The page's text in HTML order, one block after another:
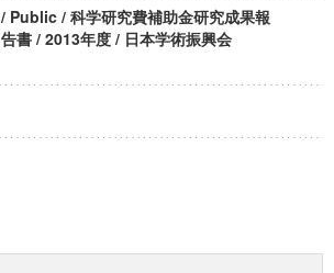
/ Public / 科学研究費補助金研究成果報
告書 / 2013年度 / 日本学術振興会